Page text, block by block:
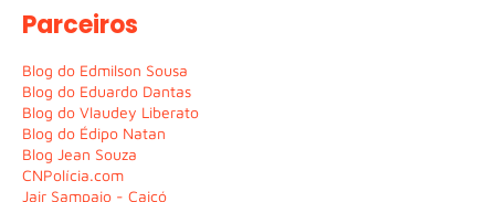
Parceiros
Blog do Edmilson Sousa
Blog do Eduardo Dantas
Blog do Vlaudey Liberato
Blog do Édipo Natan
Blog Jean Souza
CNPolícia.com
Jair Sampaio - Caicó